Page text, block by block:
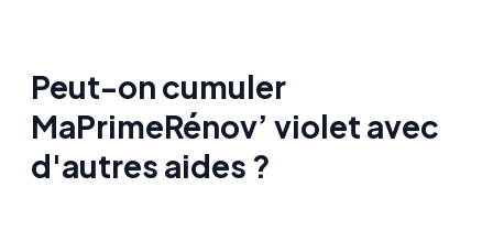
Peut-on cumuler
MaPrimeRénov’ violet avec
d'autres aides ?